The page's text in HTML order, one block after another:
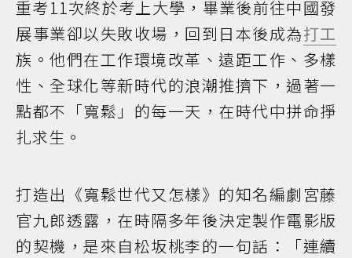
重考11次終於考上大學，畢業後前往中國發
展事業卻以失敗收場，回到日本後成為打工
族。他們在工作環境改革、遠距工作、多樣
性、全球化等新時代的浪潮推擠下，過著一
點都不「寬鬆」的每一天，在時代中拼命掙
扎求生。
打造出《寬鬆世代又怎樣》的知名編劇宮藤
官九郎透露，在時隔多年後決定製作電影版
的契機，是來自松坂桃李的一句話：「連續